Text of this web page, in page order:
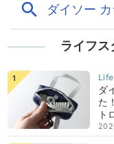
ライフ
ダ
た
ト